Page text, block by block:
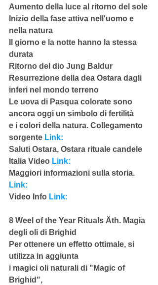
Aumento della luce al ritorno del sole
Inizio della fase attiva nell'uomo e
nella natura
Il giorno e la notte hanno la stessa
durata
Ritorno del dio Jung Baldur
Resurrezione della dea Ostara dagli
inferi nel mondo terreno
Le uova di Pasqua colorate sono
ancora oggi un simbolo di fertilità
e i colori della natura. Collegamento
sorgente Link:
Saluti Ostara, Ostara rituale candele
Italia Video Link:
Maggiori informazioni sulla storia.
Link:
Video Info Link:
8 Weel of the Year Rituals Äth. Magia
degli oli di Brighid
Per ottenere un effetto ottimale, si
utilizza in aggiunta
i magici oli naturali di "Magic of
Brighid",